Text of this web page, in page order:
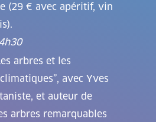
(29 € avec apéritif, vin
arbres et les
avec Yves
et auteur de
arbres remarquables